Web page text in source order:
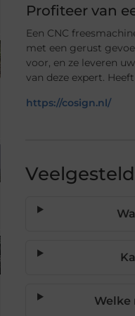
Profiteer van
Een CNC
met een gerust
voor, en ze leveren
van deze expert.
https://cosign.nl/
Welke